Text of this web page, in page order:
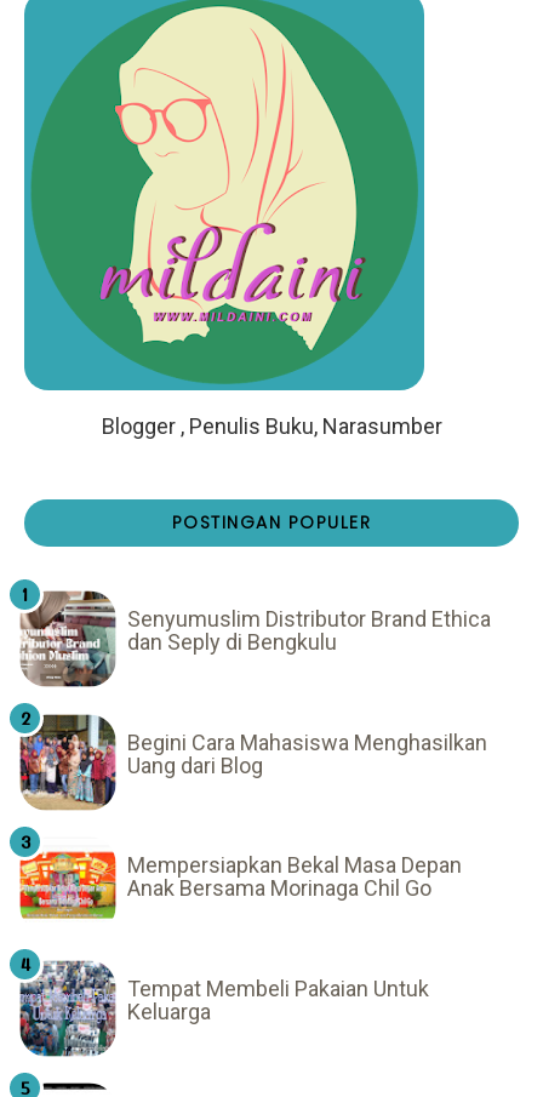
Blogger , Penulis Buku, Narasumber
POSTINGAN POPULER
Senyumuslim Distributor Brand Ethica
dan Seply di Bengkulu
Begini Cara Mahasiswa Menghasilkan
Uang dari Blog
Mempersiapkan Bekal Masa Depan
Anak Bersama Morinaga Chil Go
Tempat Membeli Pakaian Untuk
Keluarga